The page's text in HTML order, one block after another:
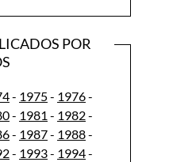
POR
- 1975- 1976-
- 1981 - 1982-
- 1987- 1988-
- 1993- 1994-